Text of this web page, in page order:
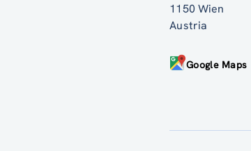
1150 Wien
Austria
Google Maps